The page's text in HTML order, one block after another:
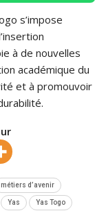
s’impose
à de nouvelles
académique du
et à promouvoir
métiers d’avenir
Yas Yas Togo